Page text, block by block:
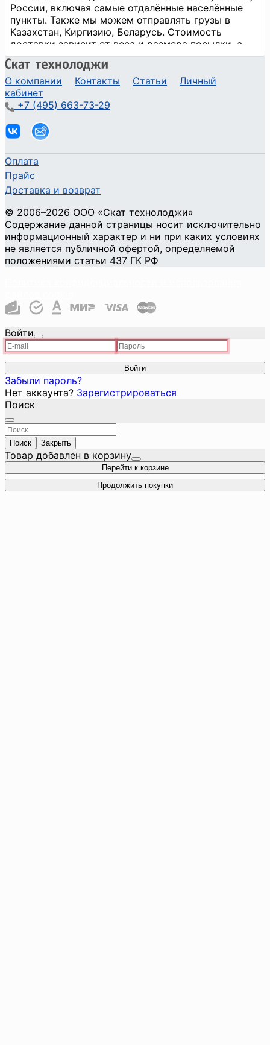
О компании Контакты Статьи
Личный
кабинет
+7 (495) 663-73-29
Оплата
Прайс
Доставка и возврат
© 2006–2026 ООО «Скат технолоджи»
Содержание данной страницы носит исключительно
информационный характер и ни при каких условиях
не является публичной офертой, определяемой
положениями статьи 437 ГК РФ
Войти
Войти
Забыли пароль?
Нет аккаунта? Зарегистрироваться
Поиск
Поиск Закрыть
Товар добавлен в корзину
Перейти к корзине
Продолжить покупки